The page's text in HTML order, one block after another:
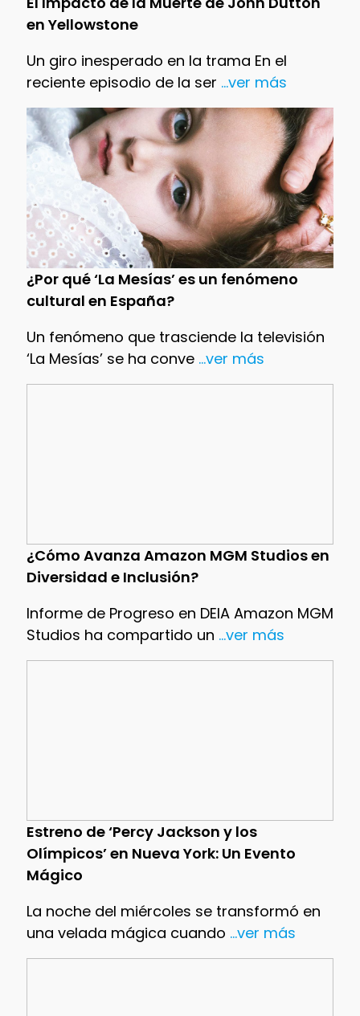
en Yellowstone
Un giro inesperado en la trama En el
reciente episodio de la ser ...ver más
¿Por qué ‘La Mesías’ es un fenómeno
cultural en España?
Un fenómeno que trasciende la televisión
‘La Mesías’ se ha conve...ver más
¿Cómo Avanza Amazon MGM Studios en
Diversidad e Inclusión?
Informe de Progreso en DEIA Amazon MGM
Studios ha compartido un ...ver más
Estreno de ‘Percy Jackson y los
Olímpicos’ en Nueva York: Un Evento
Mágico
La noche del miércoles se transformó en
una velada mágica cuando ...ver más